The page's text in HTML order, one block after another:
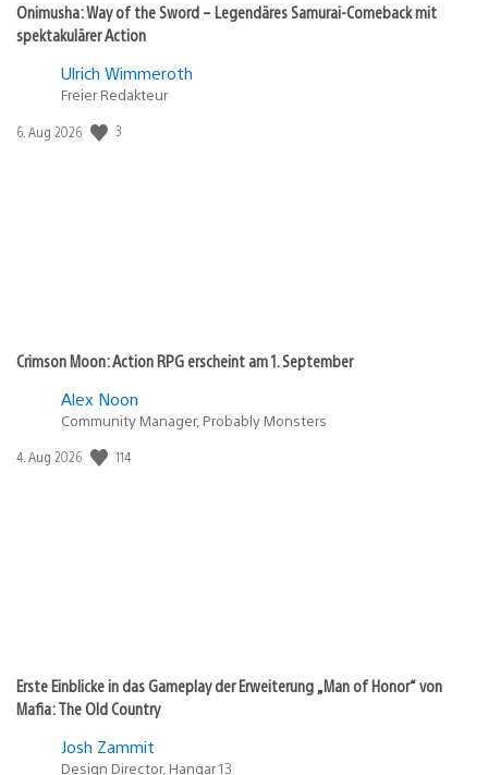
Onimusha: Way of the Sword – Legendäres Samurai-Comeback mit
spektakulärer Action
Ulrich Wimmeroth
Freier Redakteur
Veröffentlichungsdatum:
6. Aug 2026 3
Crimson Moon: Action RPG erscheint am 1. September
Alex Noon
Community Manager, Probably Monsters
Veröffentlichungsdatum:
4. Aug 2026 114
Erste Einblicke in das Gameplay der Erweiterung „Man of Honor“ von
Mafia: The Old Country
Josh Zammit
Design Director, Hangar 13